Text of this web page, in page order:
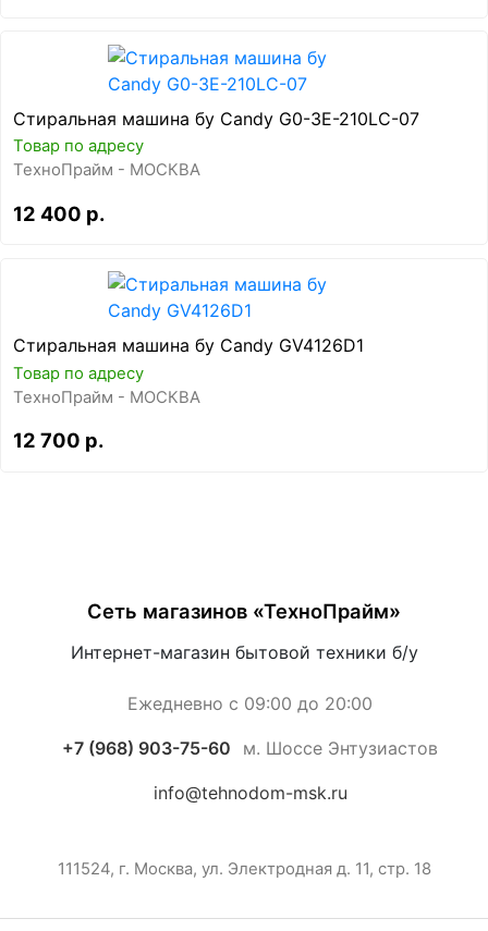
Стиральная машина бу Candy G0-3E-210LC-07
Товар по адресу
ТехноПрайм - МОСКВА
12 400 р.
Стиральная машина бу Candy GV4126D1
Товар по адресу
ТехноПрайм - МОСКВА
12 700 р.
Сеть магазинов «ТехноПрайм»
Интернет-магазин бытовой техники б/у
Ежедневно с 09:00 до 20:00
+7 (968) 903-75-60 м. Шоссе Энтузиастов
info@tehnodom-msk.ru
111524, г. Москва, ул. Электродная д. 11, стр. 18